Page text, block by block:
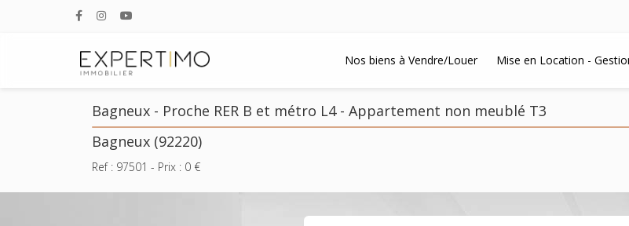
Nos biens à Vendre/Louer Mise en Location -
Bagneux - Proche RER B et métro L4 - Appartement non meublé T3
Bagneux (92220)
Ref : 97501 - Prix : 0 €